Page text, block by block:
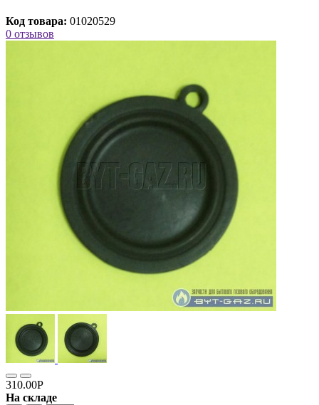
Код товара: 01020529
0 отзывов
310.00Р
На складе